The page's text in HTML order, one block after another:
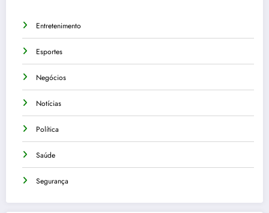
Entretenimento
Esportes
Negócios
Notícias
Política
Saúde
Segurança